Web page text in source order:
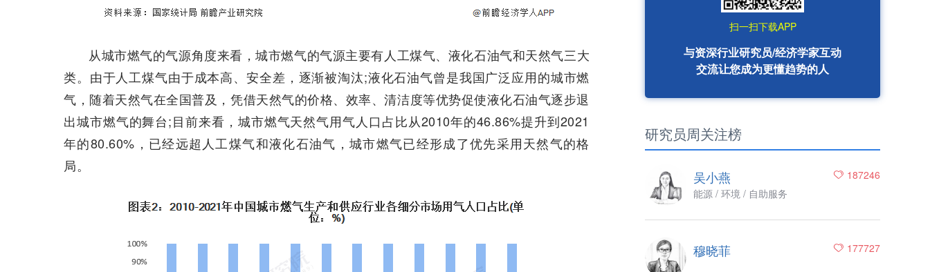
从城市燃气的气源角度来看，城市燃气的气源主要有人工煤气、液化石油气和天然气三大
类。由于人工煤气由于成本高、安全差，逐渐被淘汰;液化石油气曾是我国广泛应用的城市燃
气，随着天然气在全国普及，凭借天然气的价格、效率、清洁度等优势促使液化石油气逐步退
出城市燃气的舞台;目前来看，城市燃气天然气用气人口占比从2010年的46.86%提升到2021
年的80.60%，已经远超人工煤气和液化石油气，城市燃气已经形成了优先采用天然气的格
局。
扫一扫下载APP
与资深行业研究员/经济学家互动
交流让您成为更懂趋势的人
研究员周关注榜
187246
吴小燕
能源 / 环境 / 自助服务
177727
穆晓菲